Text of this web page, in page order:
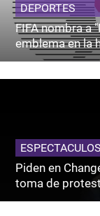
DEPORTES
FIFA nombra a
emblema en la
ESPECTACULOS
Piden en
toma de